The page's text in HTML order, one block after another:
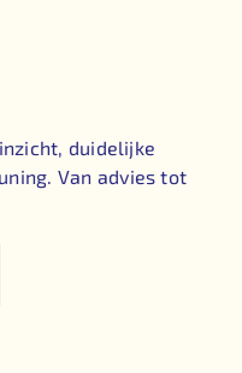
duidelijke
Van advies tot